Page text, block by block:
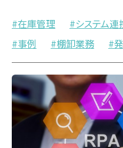
在庫管理 システム連
事例
棚卸業務